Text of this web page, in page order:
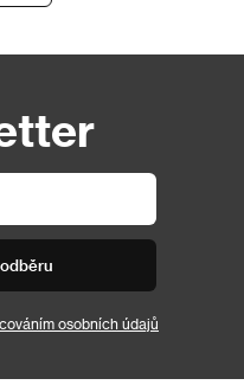
osobních údajů